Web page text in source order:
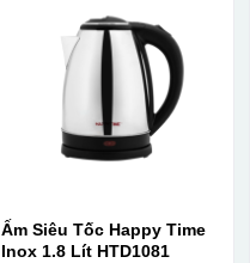
Ấm Siêu Tốc Happy Time
Inox 1.8 Lít HTD1081